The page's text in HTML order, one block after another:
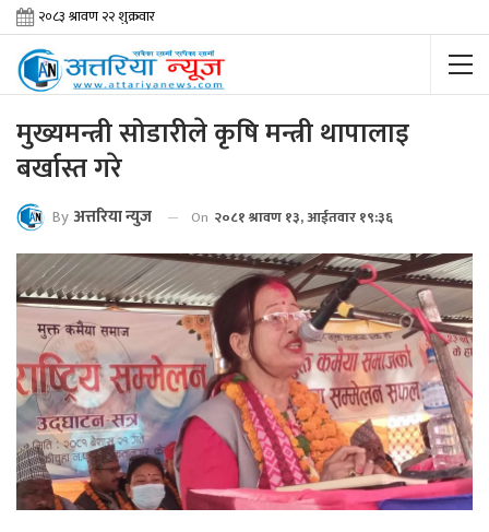
मुख्यमन्त्री सोडारीले कृषि मन्त्री थापालाइ
बर्खास्त गरे
By अत्तरिया न्युज On २०८१ श्रावण १३, आईतवार १९:३६